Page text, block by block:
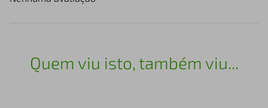
Quem viu isto, também viu...